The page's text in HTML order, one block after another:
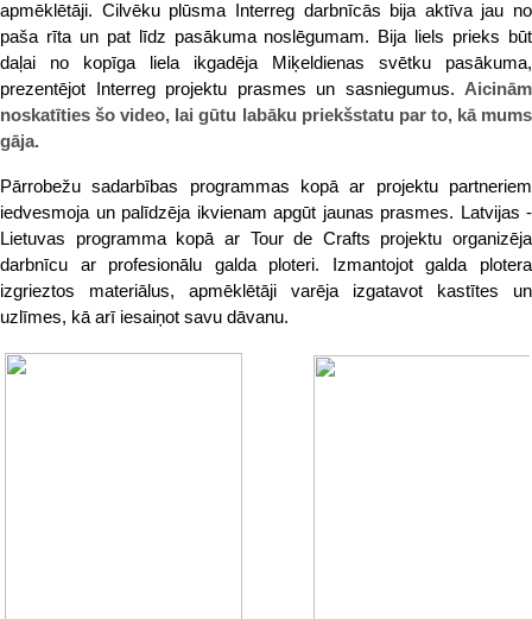
apmēklētāji. Cilvēku plūsma Interreg darbnīcās bija aktīva jau no
paša rīta un pat līdz pasākuma noslēgumam. Bija liels prieks būt
daļai no kopīga liela ikgadēja Miķeldienas svētku pasākuma,
prezentējot Interreg projektu prasmes un sasniegumus. Aicinām
noskatīties šo video, lai gūtu labāku priekšstatu par to, kā mums
gāja.
Pārrobežu sadarbības programmas kopā ar projektu partneriem
iedvesmoja un palīdzēja ikvienam apgūt jaunas prasmes. Latvijas -
Lietuvas programma kopā ar Tour de Crafts projektu organizēja
darbnīcu ar profesionālu galda ploteri. Izmantojot galda plotera
izgrieztos materiālus, apmēklētāji varēja izgatavot kastītes un
uzlīmes, kā arī iesaiņot savu dāvanu.